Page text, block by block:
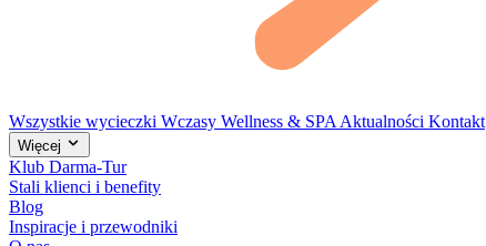
Wszystkie wycieczki Wczasy Wellness & SPA Aktualności Kontakt
Więcej
Klub Darma-Tur
Stali klienci i benefity
Blog
Inspiracje i przewodniki